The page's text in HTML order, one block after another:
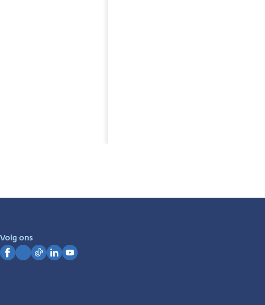
Volg ons